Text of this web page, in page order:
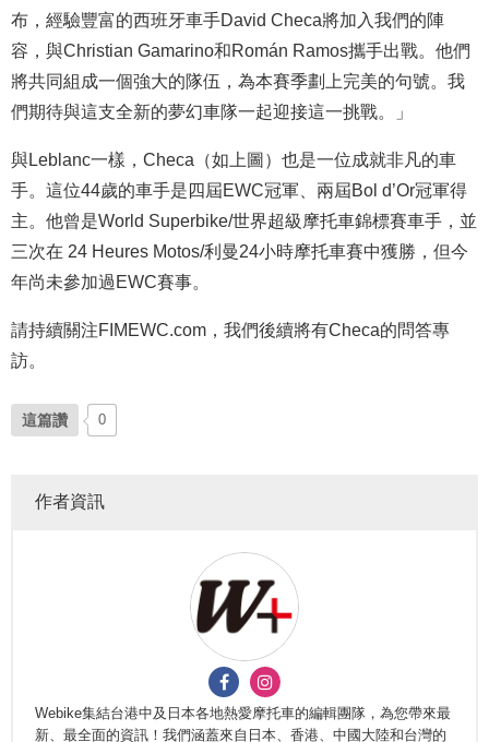
布，經驗豐富的西班牙車手David Checa將加入我們的陣
容，與Christian Gamarino和Román Ramos攜手出戰。他們
將共同組成一個強大的隊伍，為本賽季劃上完美的句號。我
們期待與這支全新的夢幻車隊一起迎接這一挑戰。」
與Leblanc一樣，Checa（如上圖）也是一位成就非凡的車
手。這位44歲的車手是四屆EWC冠軍、兩屆Bol d’Or冠軍得
主。他曾是World Superbike/世界超級摩托車錦標賽車手，並
三次在 24 Heures Motos/利曼24小時摩托車賽中獲勝，但今
年尚未參加過EWC賽事。
請持續關注FIMEWC.com，我們後續將有Checa的問答專
訪。
這篇讚 0
作者資訊
Webike集結台港中及日本各地熱愛摩托車的編輯團隊，為您帶來最
新、最全面的資訊！我們涵蓋來自日本、香港、中國大陸和台灣的